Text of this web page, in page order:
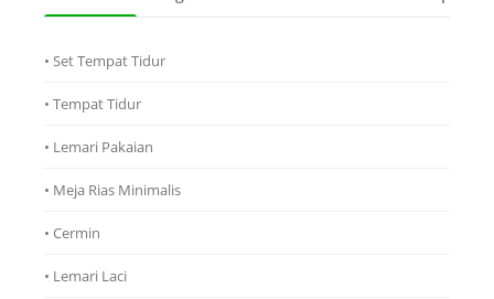
• Set Tempat Tidur
• Tempat Tidur
• Lemari Pakaian
• Meja Rias Minimalis
• Cermin
• Lemari Laci